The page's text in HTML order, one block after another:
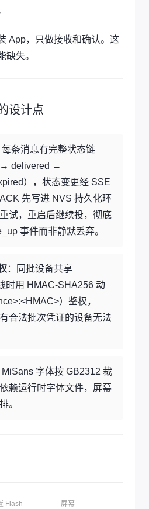
App，只做接收和确认。这
缺失。
设计点
每条消息有完整状态链
→ delivered →
），状态变更经 SSE
先写进 NVS 持久化环
试，重启后继续投，彻底
事件而非静默丢弃。
：同批设备共享
时用 HMAC-SHA256 动
）鉴权，
合法批次凭证的设备无法
MiSans 字体按 GB2312 裁
赖运行时字体文件，屏幕
。
Flash 屏幕